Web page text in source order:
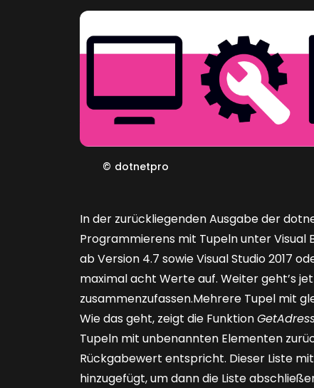
© dotnetpro
In der zurückliegenden Ausgabe der
Programmierens mit Tupeln unter Visual
ab Version 4.7 sowie Visual Studio 2017
maximal acht Werte auf. Weiter geht’s
zusammenzufassen.Mehrere Tupel mit
Wie das geht, zeigt die Funktion
Tupeln mit unbenannten Elementen
Rückgabewert entspricht. Dieser Liste
hinzugefügt, um dann die Liste